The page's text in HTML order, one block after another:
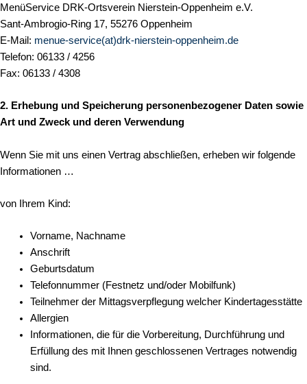
MenüService DRK-Ortsverein Nierstein-Oppenheim e.V.
Sant-Ambrogio-Ring 17, 55276 Oppenheim
E-Mail: menue-service(at)drk-nierstein-oppenheim.de
Telefon: 06133 / 4256
Fax: 06133 / 4308
2. Erhebung und Speicherung personenbezogener Daten sowie
Art und Zweck und deren Verwendung
Wenn Sie mit uns einen Vertrag abschließen, erheben wir folgende
Informationen …
von Ihrem Kind:
Vorname, Nachname
Anschrift
Geburtsdatum
Telefonnummer (Festnetz und/oder Mobilfunk)
Teilnehmer der Mittagsverpflegung welcher Kindertagesstätte
Allergien
Informationen, die für die Vorbereitung, Durchführung und
Erfüllung des mit Ihnen geschlossenen Vertrages notwendig
sind.